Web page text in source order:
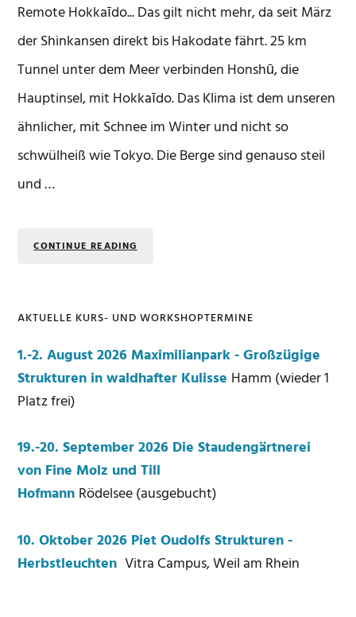
Remote Hokkaīdo... Das gilt nicht mehr, da seit März
der Shinkansen direkt bis Hakodate fährt. 25 km
Tunnel unter dem Meer verbinden Honshū, die
Hauptinsel, mit Hokkaīdo. Das Klima ist dem unseren
ähnlicher, mit Schnee im Winter und nicht so
schwülheiß wie Tokyo. Die Berge sind genauso steil
und …
CONTINUE READING
Seitenspalte
AKTUELLE KURS- UND WORKSHOPTERMINE
1.-2. August 2026 Maximilianpark - Großzügige
Strukturen in waldhafter Kulisse Hamm (wieder 1
Platz frei)
19.-20. September 2026 Die Staudengärtnerei
von Fine Molz und Till
Hofmann Rödelsee (ausgebucht)
10. Oktober 2026 Piet Oudolfs Strukturen -
Herbstleuchten Vitra Campus, Weil am Rhein